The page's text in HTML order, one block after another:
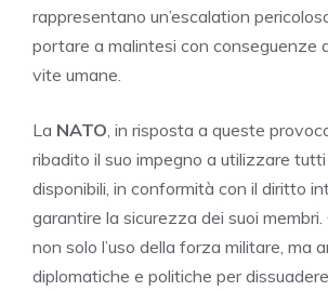
rappresentano un’escalation
portare a malintesi con conseguenze
vite umane.
La NATO, in risposta a queste
ribadito il suo impegno a utilizzare
disponibili, in conformità con il diritto
garantire la sicurezza dei suoi
non solo l’uso della forza militare, ma
diplomatiche e politiche per